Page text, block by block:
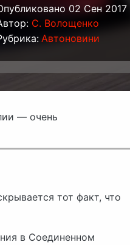
02 Сен 2017
C. Волощенко
Автоновини
— очень
тот факт, что
в Соединенном